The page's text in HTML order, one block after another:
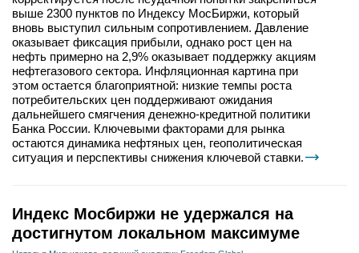
выше 2300 пунктов по Индексу МосБиржи, который
вновь выступил сильным сопротивлением. Давление
оказывает фиксация прибыли, однако рост цен на
нефть примерно на 2,9% оказывает поддержку акциям
нефтегазового сектора. Инфляционная картина при
этом остается благоприятной: низкие темпы роста
потребительских цен поддерживают ожидания
дальнейшего смягчения денежно-кредитной политики
Банка России. Ключевыми факторами для рынка
остаются динамика нефтяных цен, геополитическая
ситуация и перспективы снижения ключевой ставки.
Индекс Мосбиржи не удержался на
достигнутом локальном максимуме